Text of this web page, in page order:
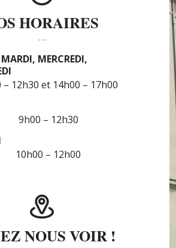
HORAIRES
MERCREDI,
– 12h30
14h00 – 17h00
9h00 – 12h30
10h00 – 12h00
NOUS VOIR !